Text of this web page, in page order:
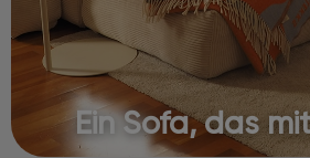
Ein Sofa, das